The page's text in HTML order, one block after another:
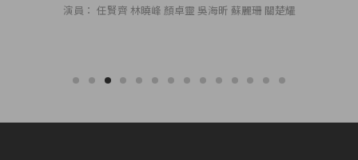
演員： 任賢齊 林曉峰 顏卓靈 吳海昕 蘇麗珊 關楚耀